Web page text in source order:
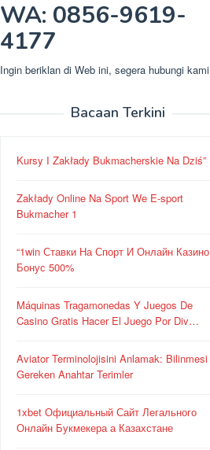
WA: 0856-9619-
4177
Ingin beriklan di Web ini, segera hubungi kami
Bacaan Terkini
Kursy I Zakłady Bukmacherskie Na Dziś”
Zakłady Online Na Sport We E-sport
Bukmacher 1
“1win Ставки На Спорт И Онлайн Казино
Бонус 500%
Máquinas Tragamonedas Y Juegos De
Casino Gratis Hacer El Juego Por Div…
Aviator Terminolojisini Anlamak: Bilinmesi
Gereken Anahtar Terimler
1xbet Официальный Сайт Легального
Онлайн Букмекера а Казахстане